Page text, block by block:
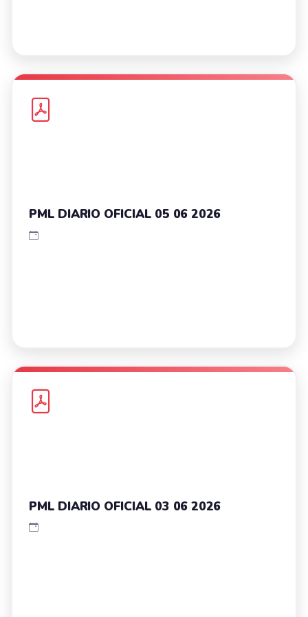
PML DIARIO OFICIAL 05 06 2026
PML DIARIO OFICIAL 03 06 2026